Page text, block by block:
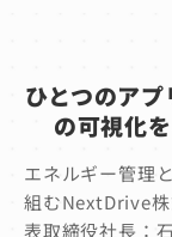
ひとつのア
の可視化
エネルギー管理
組むNextDrive
表取締役社長：